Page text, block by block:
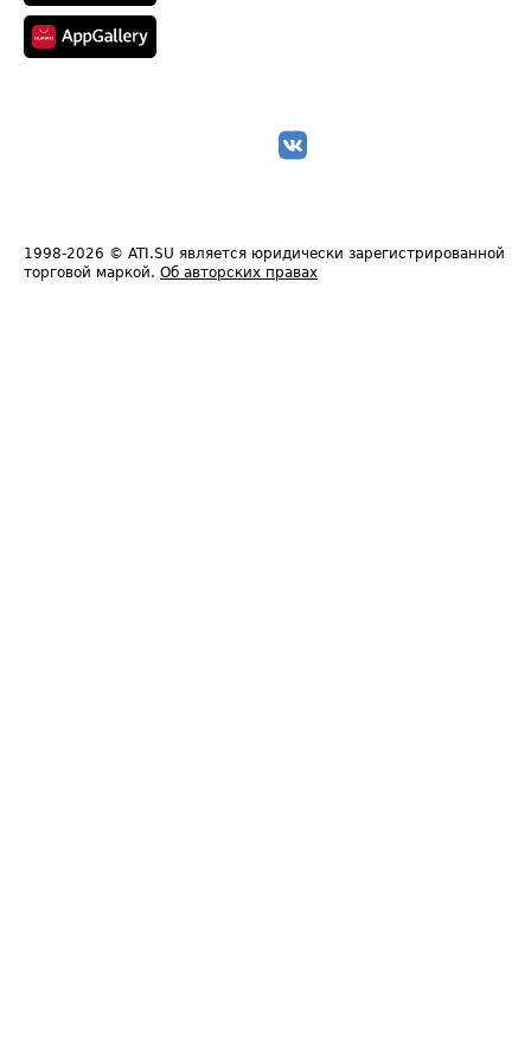
1998-2026 © ATI.SU является юридически зарегистрированной
торговой маркой. Об авторских правах